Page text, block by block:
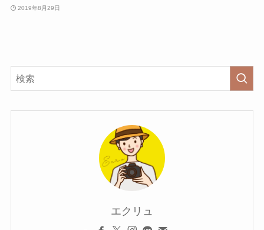
2019年8月29日
エクリュ